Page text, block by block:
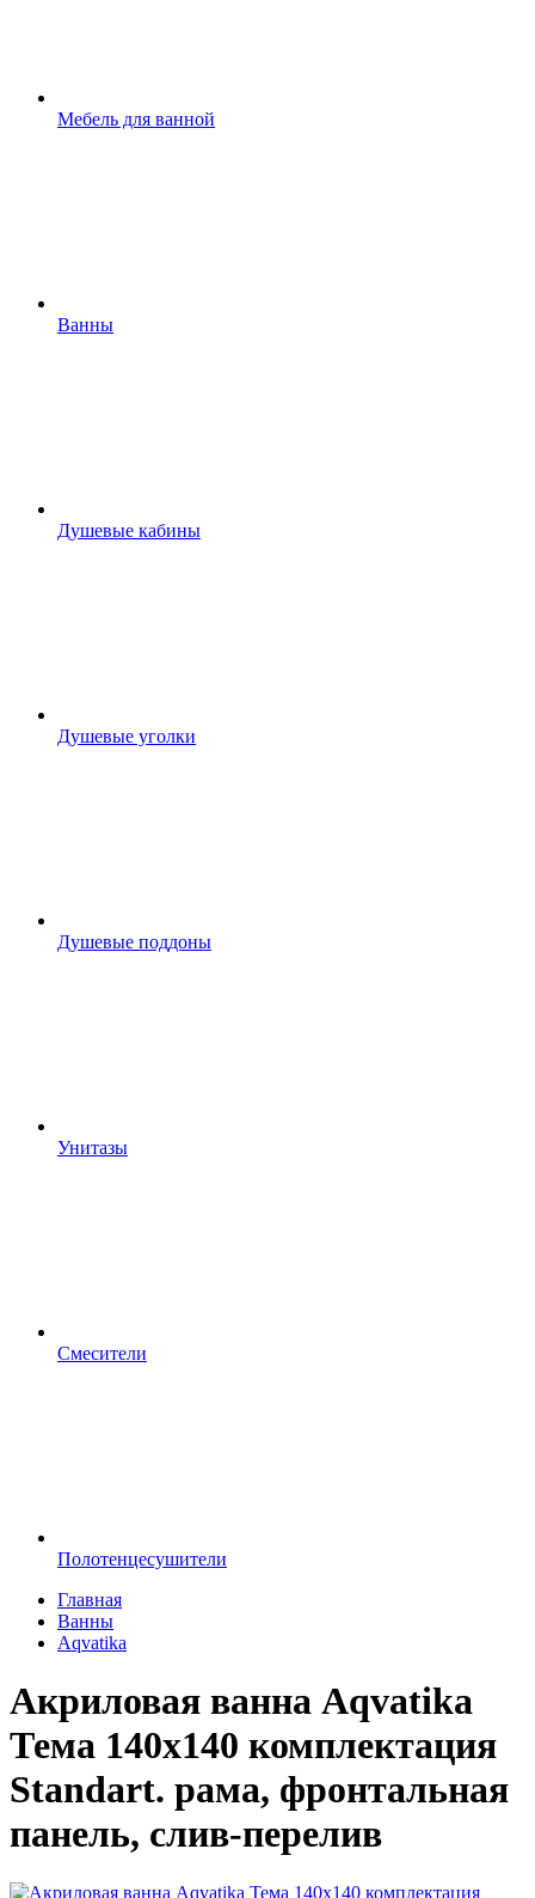
Мебель для ванной
Ванны
Душевые кабины
Душевые уголки
Душевые поддоны
Унитазы
Смесители
Полотенцесушители
Главная
Ванны
Aqvatika
Акриловая ванна Aqvatika
Тема 140х140 комплектация
Standart. рама, фронтальная
панель, слив-перелив